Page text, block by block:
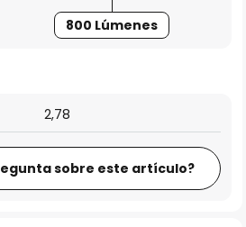
800 Lúmenes
2,78
sobre este artículo?